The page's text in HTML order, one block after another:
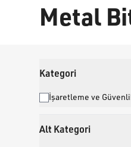
Metal
Kategori
İşaretleme ve
Alt Kategori